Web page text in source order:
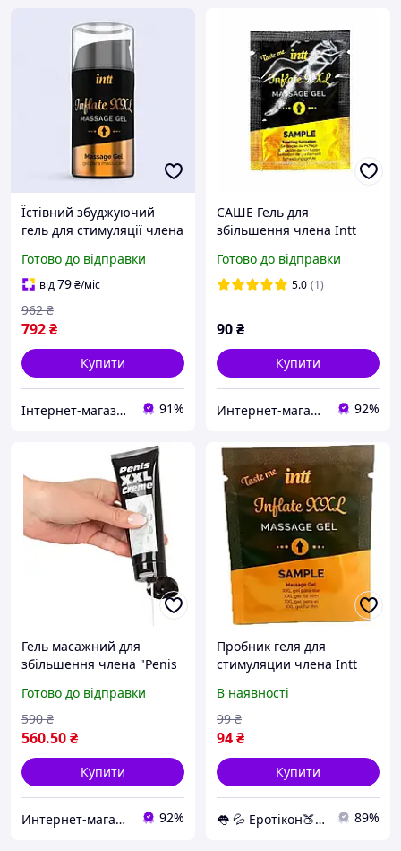
Їстівний збуджуючий
гель для стимуляції члена
Готово до відправки
від79₴/міс
792₴
962 ₴
Купити
Інтернет-магазин Allegoriya 91%
САШЕ Гель для
збільшення члена Intt
Готово до відправки
5.0 (1)
90₴
Купити
Интернет-магазин "Просто" 92%
Гель масажний для
збільшення члена "Penis
Німеччина Оригінал
100%
Готово до відправки
560.50₴
590 ₴
Купити
Интернет-магазин "Просто" 92%
Пробник геля для
стимуляции члена Intt
В наявності
94₴
99 ₴
Купити
👅 💦 Еротікон🍑 🍓 89%